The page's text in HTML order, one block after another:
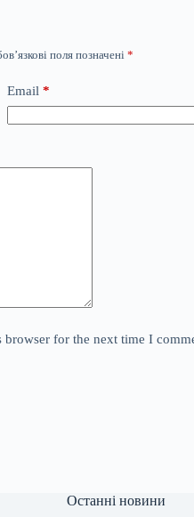
поля позначені *
Email *
browser for the next time I
Останні новини